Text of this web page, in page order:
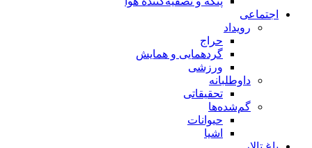
اجتماعی
رویداد
حراج
گردهمایی و همایش
ورزشی
داوطلبانه
تحقیقاتی
گم‌شده‌ها
حیوانات
اشیا